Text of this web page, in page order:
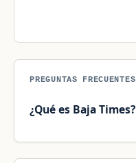
PREGUNTAS FRECUENTES
¿Qué es Baja Times?